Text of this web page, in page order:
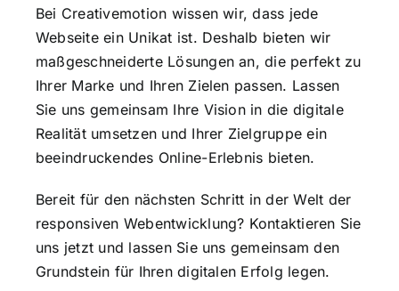
Bei Creativemotion wissen wir, dass jede
Webseite ein Unikat ist. Deshalb bieten wir
maßgeschneiderte Lösungen an, die perfekt zu
Ihrer Marke und Ihren Zielen passen. Lassen
Sie uns gemeinsam Ihre Vision in die digitale
Realität umsetzen und Ihrer Zielgruppe ein
beeindruckendes Online-Erlebnis bieten.
Bereit für den nächsten Schritt in der Welt der
responsiven Webentwicklung? Kontaktieren Sie
uns jetzt und lassen Sie uns gemeinsam den
Grundstein für Ihren digitalen Erfolg legen.